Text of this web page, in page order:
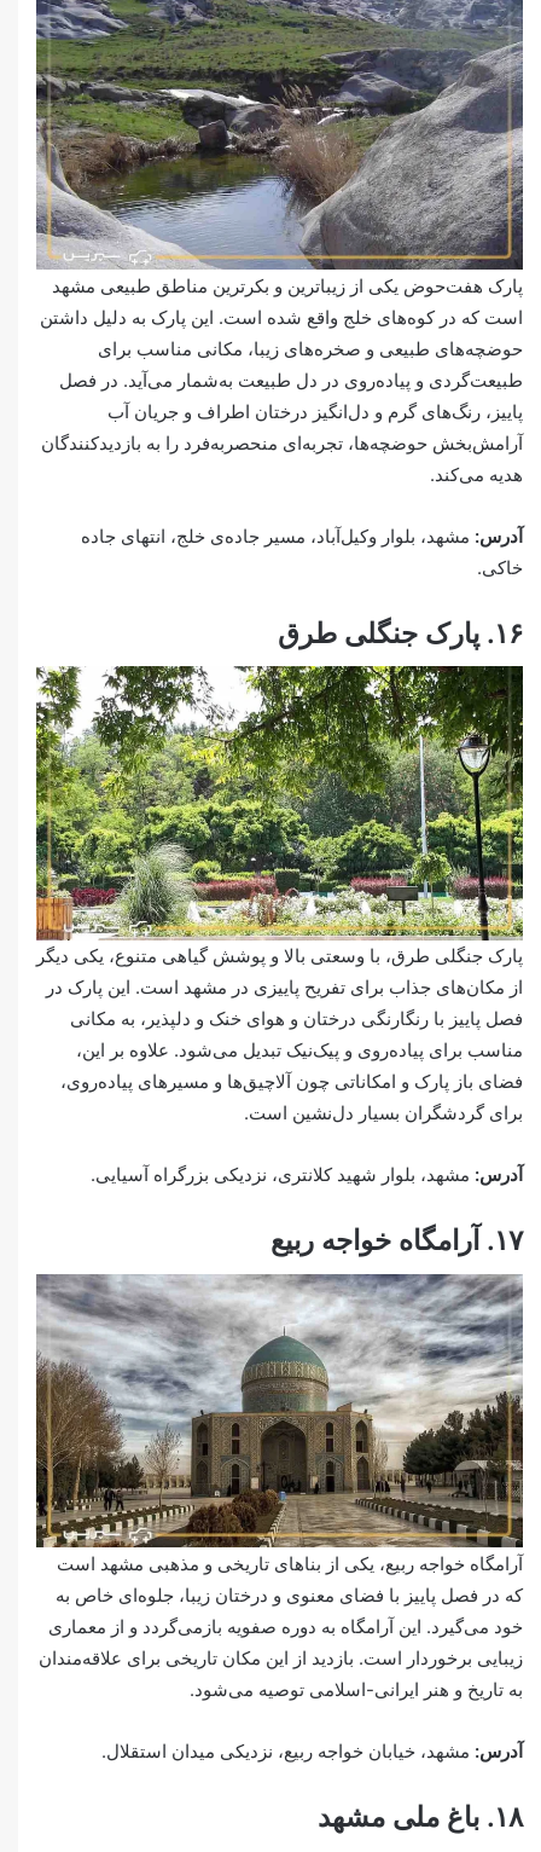
پارک هفت‌حوض یکی از زیباترین و بکرترین مناطق طبیعی مشهد
است که در کوه‌های خلج واقع شده است. این پارک به دلیل داشتن
حوضچه‌های طبیعی و صخره‌های زیبا، مکانی مناسب برای
طبیعت‌گردی و پیاده‌روی در دل طبیعت به‌شمار می‌آید. در فصل
پاییز، رنگ‌های گرم و دل‌انگیز درختان اطراف و جریان آب
آرامش‌بخش حوضچه‌ها، تجربه‌ای منحصر‌به‌فرد را به بازدیدکنندگان
هدیه می‌کند.
آدرس: مشهد، بلوار وکیل‌آباد، مسیر جاده‌ی خلج، انتهای جاده
خاکی.
۱۶. پارک جنگلی طرق
پارک جنگلی طرق، با وسعتی بالا و پوشش گیاهی متنوع، یکی دیگر
از مکان‌های جذاب برای تفریح پاییزی در مشهد است. این پارک در
فصل پاییز با رنگارنگی درختان و هوای خنک و دلپذیر، به مکانی
مناسب برای پیاده‌روی و پیک‌نیک تبدیل می‌شود. علاوه بر این،
فضای باز پارک و امکاناتی چون آلاچیق‌ها و مسیرهای پیاده‌روی،
برای گردشگران بسیار دل‌نشین است.
آدرس: مشهد، بلوار شهید کلانتری، نزدیکی بزرگراه آسیایی.
۱۷. آرامگاه خواجه ربیع
آرامگاه خواجه ربیع، یکی از بناهای تاریخی و مذهبی مشهد است
که در فصل پاییز با فضای معنوی و درختان زیبا، جلوه‌ای خاص به
خود می‌گیرد. این آرامگاه به دوره صفویه بازمی‌گردد و از معماری
زیبایی برخوردار است. بازدید از این مکان تاریخی برای علاقه‌مندان
به تاریخ و هنر ایرانی-اسلامی توصیه می‌شود.
آدرس: مشهد، خیابان خواجه ربیع، نزدیکی میدان استقلال.
۱۸. باغ ملی مشهد